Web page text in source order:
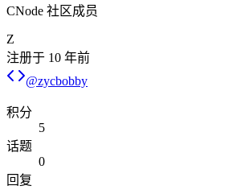
CNode 社区成员
Z
注册于 10 年前
@zycbobby
积分
5
话题
0
回复